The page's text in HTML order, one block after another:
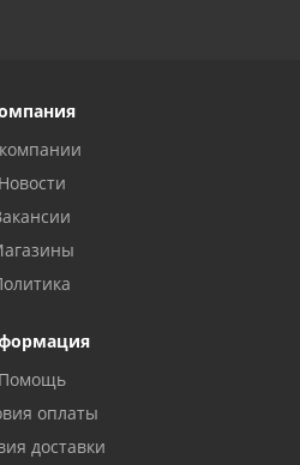
Новости
Помощь
оплаты
доставки